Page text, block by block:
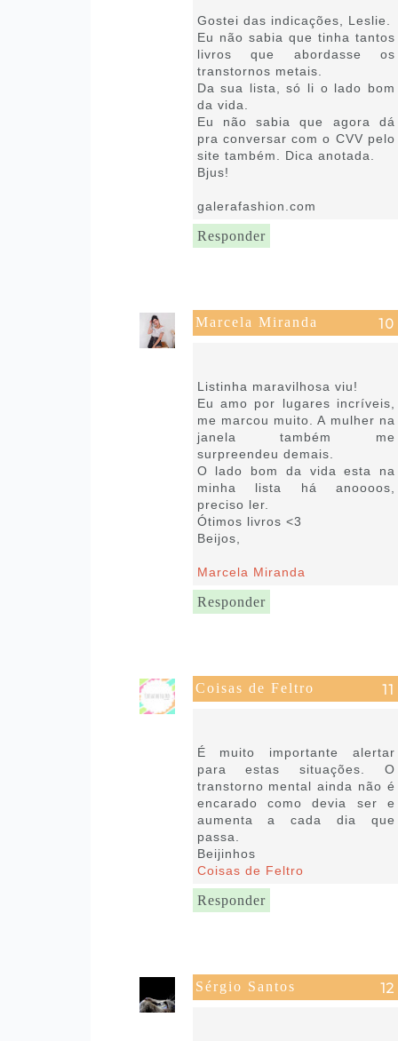
Gostei das indicações, Leslie.
Eu não sabia que tinha tantos
livros que abordasse os
transtornos metais.
Da sua lista, só li o lado bom
da vida.
Eu não sabia que agora dá
pra conversar com o CVV pelo
site também. Dica anotada.
Bjus!
galerafashion.com
Responder
Marcela Miranda
Listinha maravilhosa viu!
Eu amo por lugares incríveis,
me marcou muito. A mulher na
janela também me
surpreendeu demais.
O lado bom da vida esta na
minha lista há anoooos,
preciso ler.
Ótimos livros <3
Beijos,
Marcela Miranda
Responder
Coisas de Feltro
É muito importante alertar
para estas situações. O
transtorno mental ainda não é
encarado como devia ser e
aumenta a cada dia que
passa.
Beijinhos
Coisas de Feltro
Responder
Sérgio Santos